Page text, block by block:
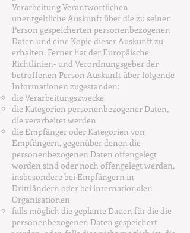
Verarbeitung Verantwortlichen
unentgeltliche Auskunft über die zu seiner
Person gespeicherten personenbezogenen
Daten und eine Kopie dieser Auskunft zu
erhalten. Ferner hat der Europäische
Richtlinien- und Verordnungsgeber der
betroffenen Person Auskunft über folgende
Informationen zugestanden:
die Verarbeitungszwecke
die Kategorien personenbezogener Daten,
die verarbeitet werden
die Empfänger oder Kategorien von
Empfängern, gegenüber denen die
personenbezogenen Daten offengelegt
worden sind oder noch offengelegt werden,
insbesondere bei Empfängern in
Drittländern oder bei internationalen
Organisationen
falls möglich die geplante Dauer, für die die
personenbezogenen Daten gespeichert